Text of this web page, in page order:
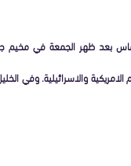
بعد ظهر الجمعة في مخيم